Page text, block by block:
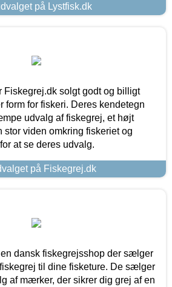
på Lystfisk.dk
Fiskegrej.dk solgt godt og billigt
form for fiskeri. Deres kendetegn
udvalg af fiskegrej, et højt
stor viden omkring fiskeriet og
at se deres udvalg.
på Fiskegrej.dk
dansk fiskegrejsshop der sælger
til dine fisketure. De sælger
af mærker, der sikrer dig grej af en